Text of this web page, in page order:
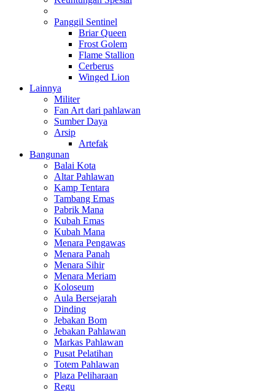
Panggil Sentinel
Briar Queen
Frost Golem
Flame Stallion
Cerberus
Winged Lion
Lainnya
Militer
Fan Art dari pahlawan
Sumber Daya
Arsip
Artefak
Bangunan
Balai Kota
Altar Pahlawan
Kamp Tentara
Tambang Emas
Pabrik Mana
Kubah Emas
Kubah Mana
Menara Pengawas
Menara Panah
Menara Sihir
Menara Meriam
Koloseum
Aula Bersejarah
Dinding
Jebakan Bom
Jebakan Pahlawan
Markas Pahlawan
Pusat Pelatihan
Totem Pahlawan
Plaza Peliharaan
Regu